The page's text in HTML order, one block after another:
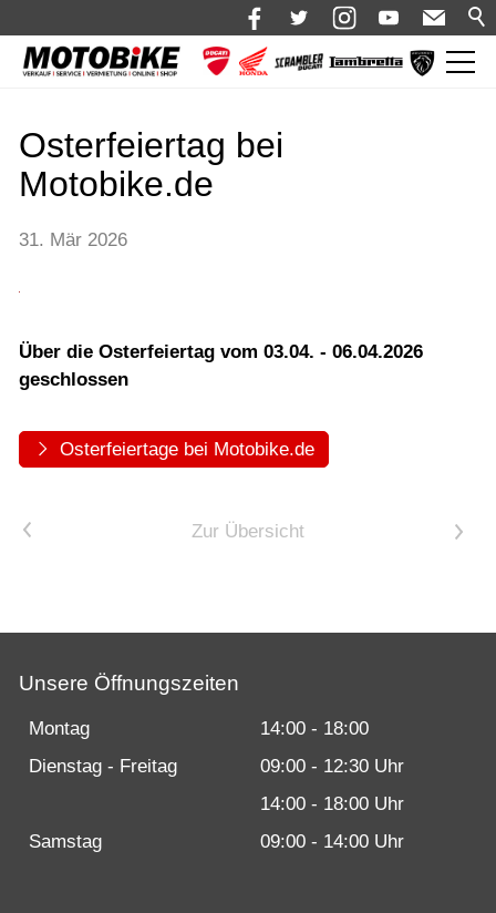
Aktuelles
Termine & Veranstaltungen
Bekleidung
Über uns
Karriere bei Motobike.de
Anfahrt & Routenplaner
Osterfeiertag bei
Motobike.de
31. Mär 2026
Über die Osterfeiertag vom 03.04. - 06.04.2026
geschlossen
Osterfeiertage bei Motobike.de
< Zur Übersicht >
Unsere Öffnungszeiten
Montag
14:00 - 18:00
Dienstag - Freitag
09:00 - 12:30 Uhr
14:00 - 18:00 Uhr
Samstag
09:00 - 14:00 Uhr